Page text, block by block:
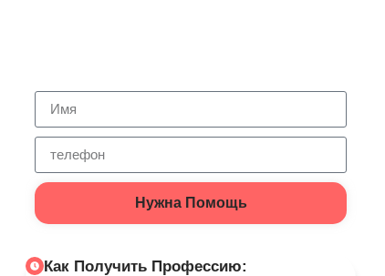
Нужна Помощь
Как Получить Профессию: